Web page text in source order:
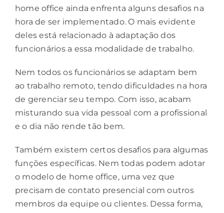
home office ainda enfrenta alguns desafios na
hora de ser implementado. O mais evidente
deles está relacionado à adaptação dos
funcionários a essa modalidade de trabalho.
Nem todos os funcionários se adaptam bem
ao trabalho remoto, tendo dificuldades na hora
de gerenciar seu tempo. Com isso, acabam
misturando sua vida pessoal com a profissional
e o dia não rende tão bem.
Também existem certos desafios para algumas
funções específicas. Nem todas podem adotar
o modelo de home office, uma vez que
precisam de contato presencial com outros
membros da equipe ou clientes. Dessa forma,